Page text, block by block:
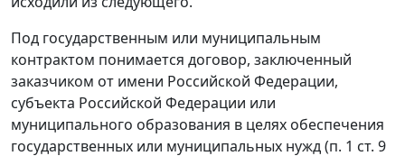
Под государственным или муниципальным
контрактом понимается договор, заключенный
заказчиком от имени Российской Федерации,
субъекта Российской Федерации или
муниципального образования в целях обеспечения
государственных или муниципальных нужд (п. 1 ст. 9